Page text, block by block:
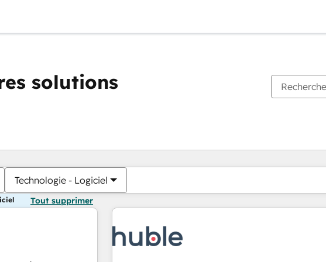
solutions
Technologie - Logiciel
Tout supprimer
Vous êtes actuellement surPage
PagePagePagePagePagePagePagePagePage